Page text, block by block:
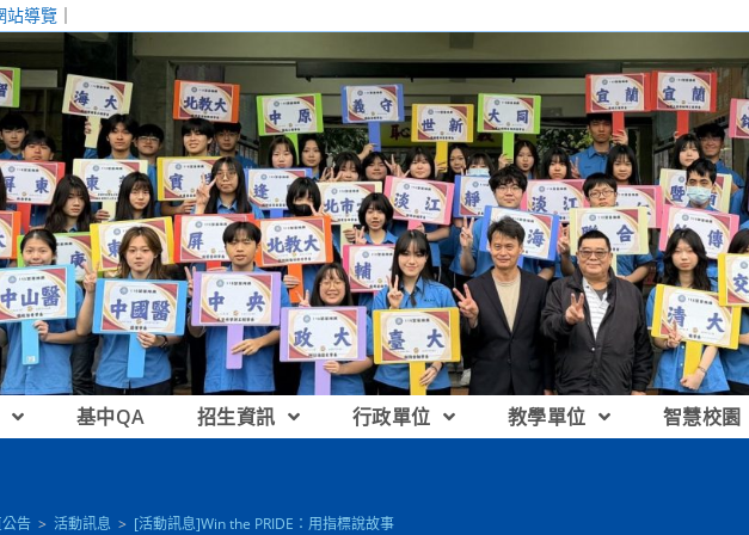
站導覽 ｜
基中QA 招生資訊 行政單位 教學單位 智慧校園
告 > 活動訊息 > [活動訊息]Win the PRIDE：用指標說故事